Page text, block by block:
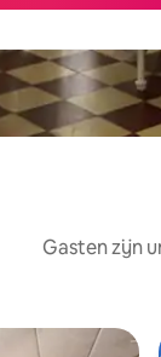
Gasten zijn